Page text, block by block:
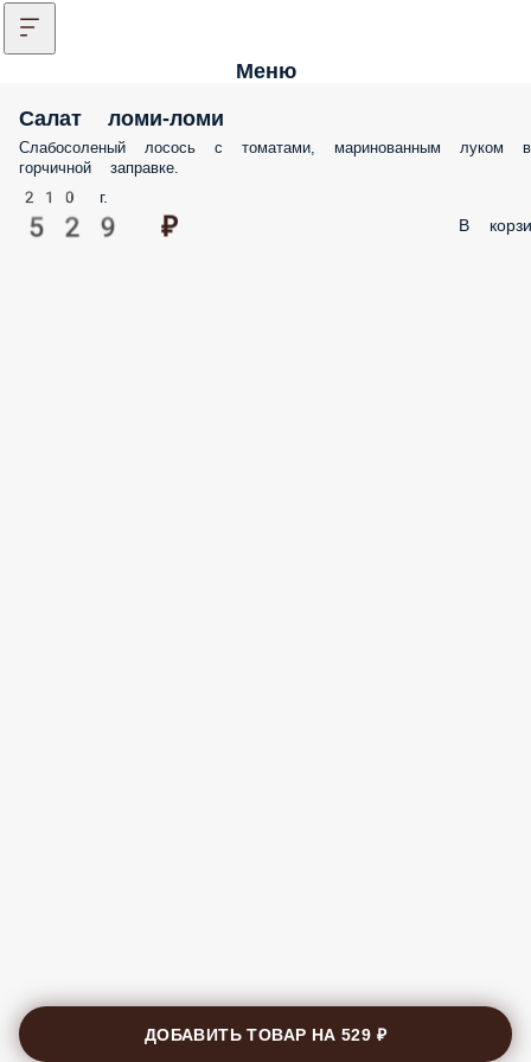
Меню
Салат ломи-ломи
Слабосоленый лосось с томатами, маринованным луком в
горчичной заправке.
210 г.
529 ₽ В
ДОБАВИТЬ ТОВАР НА529 ₽